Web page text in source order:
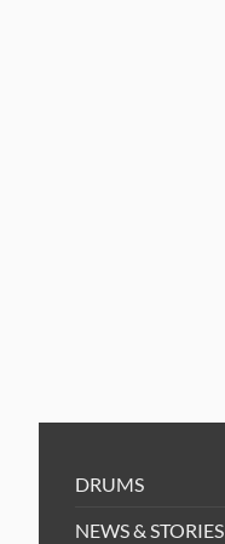
DRUMS
NEWS & STORIES